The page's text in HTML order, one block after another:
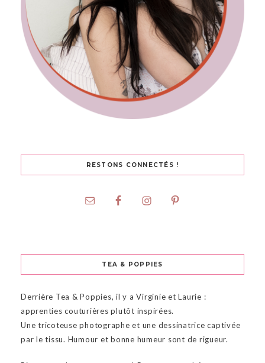
RESTONS CONNECTÉS !
TEA & POPPIES
Derrière Tea & Poppies, il y a Virginie et Laurie :
apprenties couturières plutôt inspirées.
Une tricoteuse photographe et une dessinatrice captivée
par le tissu. Humour et bonne humeur sont de rigueur.